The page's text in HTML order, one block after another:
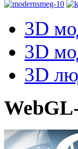
3D
3D
3D